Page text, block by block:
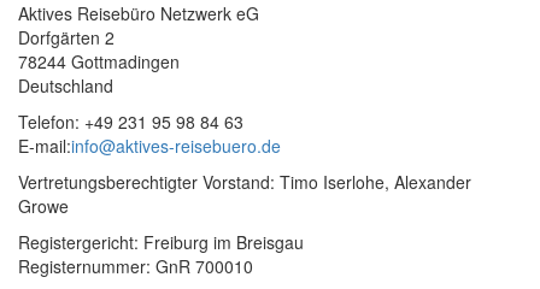
Aktives Reisebüro Netzwerk eG
Dorfgärten 2
78244 Gottmadingen
Deutschland
Telefon: +49 231 95 98 84 63
E-mail:info@aktives-reisebuero.de
Vertretungsberechtigter Vorstand: Timo Iserlohe, Alexander
Growe
Registergericht: Freiburg im Breisgau
Registernummer: GnR 700010